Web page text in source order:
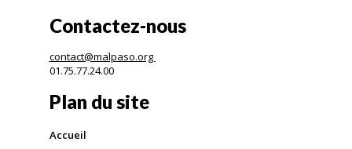
Contactez-nous
contact@malpaso.org
01.75.77.24.00
Plan du site
Accueil